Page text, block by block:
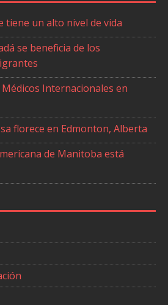
tiene un alto nivel de vida
se beneficia de los
Internacionales en
florece en Edmonton, Alberta
de Manitoba está